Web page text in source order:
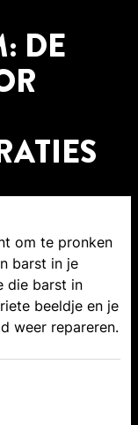
DE
om te pronken
barst in je
die barst in
beeldje en je
weer repareren.